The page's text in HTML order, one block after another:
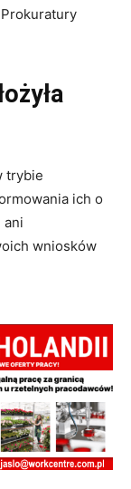
trybie
ich o
ani
wniosków